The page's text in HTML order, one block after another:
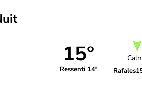
15°
Ressenti 14° Rafales